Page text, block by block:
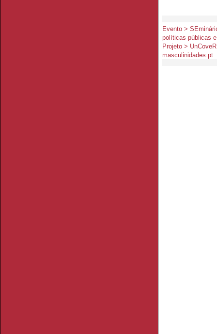
Evento >
políticas públicas
Projeto > UnCoveR
masculinidades.pt